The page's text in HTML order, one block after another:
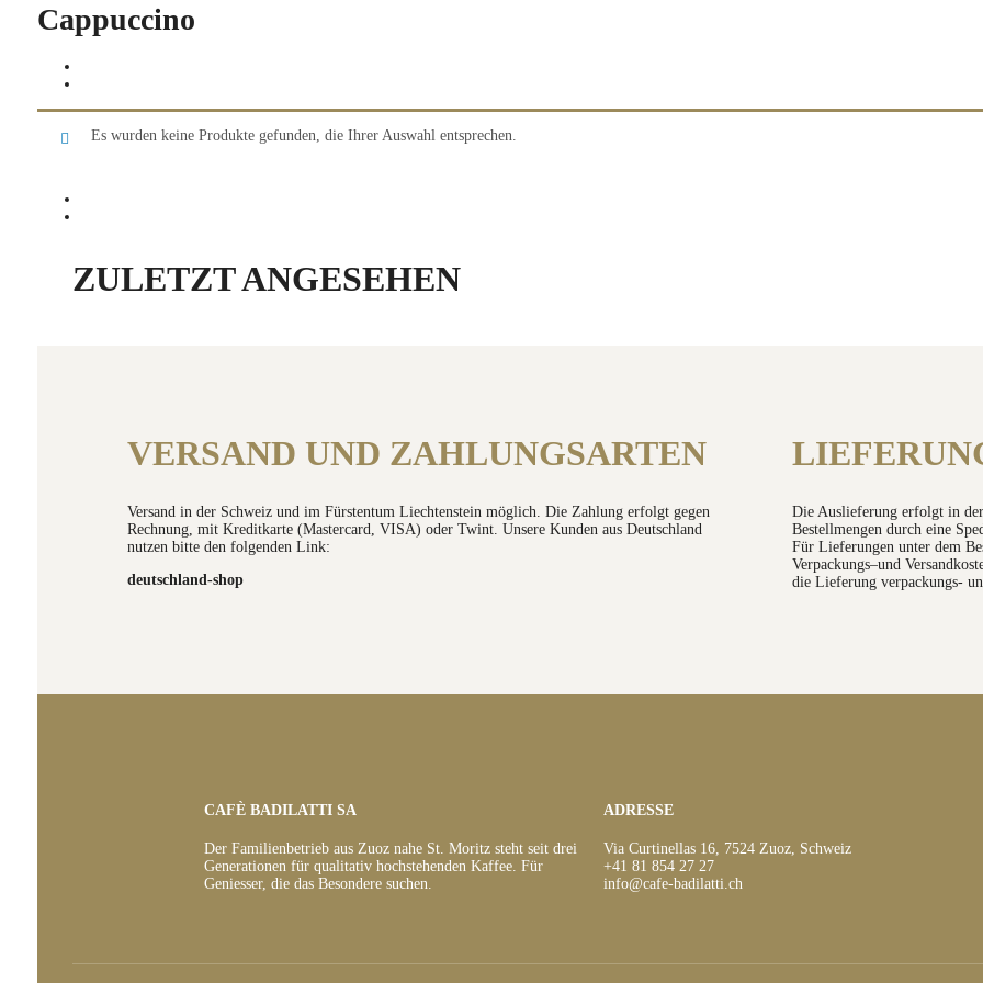
Cappuccino
Es wurden keine Produkte gefunden, die Ihrer Auswahl entsprechen.
ZULETZT ANGESEHEN
VERSAND UND ZAHLUNGSARTEN
Versand in der Schweiz und im Fürstentum Liechtenstein möglich. Die Zahlung erfolgt gegen
Rechnung, mit Kreditkarte (Mastercard, VISA) oder Twint. Unsere Kunden aus Deutschland
nutzen bitte den folgenden Link:
deutschland-shop
Die Auslieferung erfolgt in
Bestellmengen durch eine
Für Lieferungen unter dem
Verpackungs–und
die Lieferung verpackungs-
CAFÈ BADILATTI SA
Der Familienbetrieb aus Zuoz nahe St. Moritz steht seit drei
Generationen für qualitativ hochstehenden Kaffee. Für
Geniesser, die das Besondere suchen.
ADRESSE
Via Curtinellas 16, 7524 Zuoz, Schweiz
+41 81 854 27 27
info@cafe-badilatti.ch